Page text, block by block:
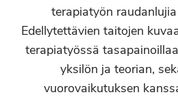
terapiatyön
Edellytettävien taitojen
terapiatyössä
yksilön ja teorian,
vuorovaikutuksen